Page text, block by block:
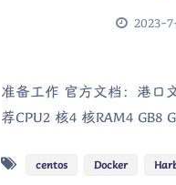
2023-
准备工作 官方文档：港口
荐CPU2 核4 核RAM4 GB8
centos Docker